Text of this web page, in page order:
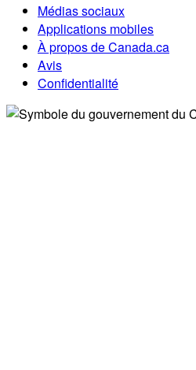
Médias sociaux
Applications mobiles
À propos de Canada.ca
Avis
Confidentialité